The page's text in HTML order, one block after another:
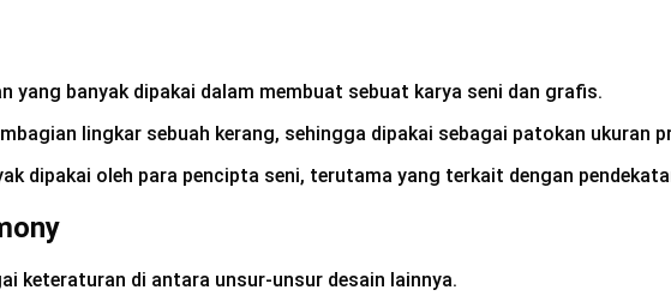
yang banyak dipakai dalam membuat sebuat karya seni dan grafis.
lingkar sebuah kerang, sehingga dipakai sebagai patokan ukuran
dipakai oleh para pencipta seni, terutama yang terkait dengan
keteraturan di antara unsur-unsur desain lainnya.